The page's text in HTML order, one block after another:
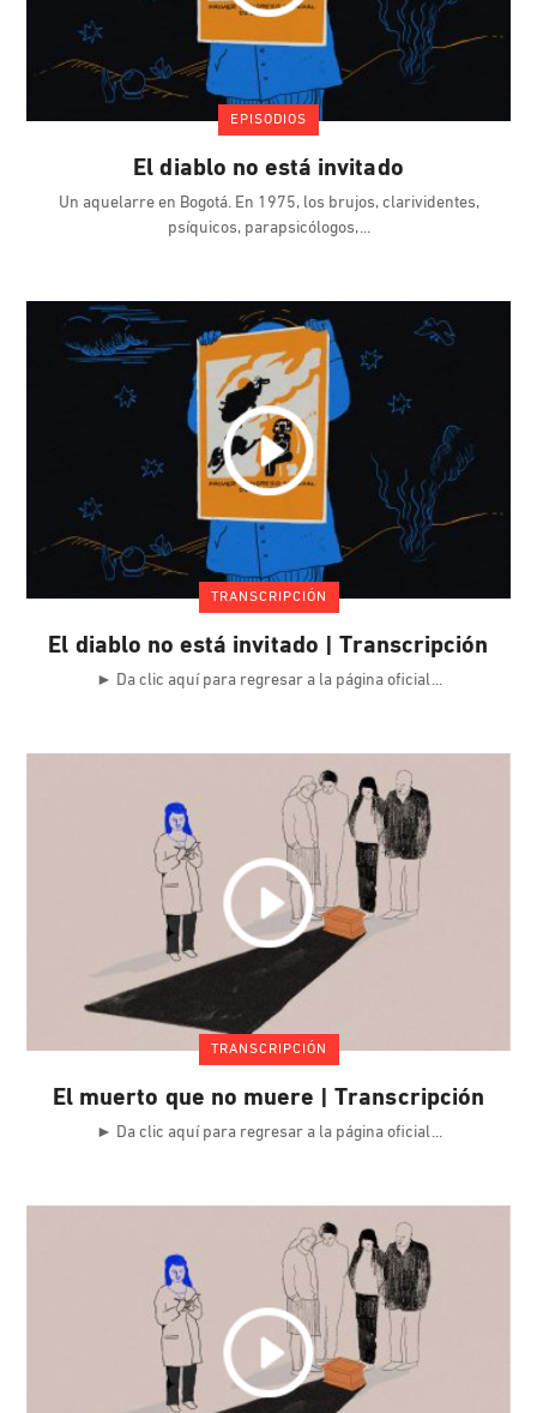
EPISODIOS
El diablo no está invitado
Un aquelarre en Bogotá. En 1975, los brujos, clarividentes,
psíquicos, parapsicólogos,
TRANSCRIPCIÓN
El diablo no está invitado | Transcripción
► Da clic aquí para regresar a la página oficial
TRANSCRIPCIÓN
El muerto que no muere | Transcripción
► Da clic aquí para regresar a la página oficial